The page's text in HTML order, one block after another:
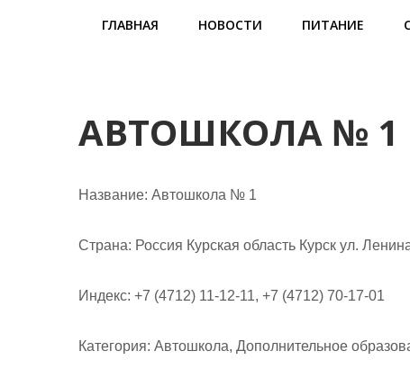
ГЛАВНАЯ НОВОСТИ ПИТАНИЕ
АВТОШКОЛА № 1
Название: Автошкола № 1
Страна: Россия Курская область Курск ул.
Индекс: +7 (4712) 11-12-11, +7 (4712) 70-17-01
Категория: Автошкола, Дополнительное